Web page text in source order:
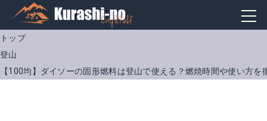
トップ
登山
【100均】ダイソーの固形燃料は登山で使える？燃焼時間や使い方を